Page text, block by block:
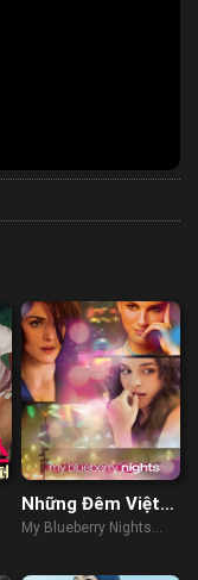
Những Đêm Việt
Quất
My Blueberry Nights